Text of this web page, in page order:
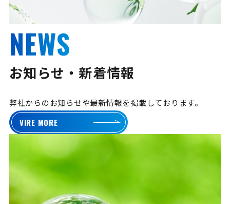
NEWS
お知らせ・新着情報
弊社からのお知らせや最新情報を掲載しております。
VIRE MORE